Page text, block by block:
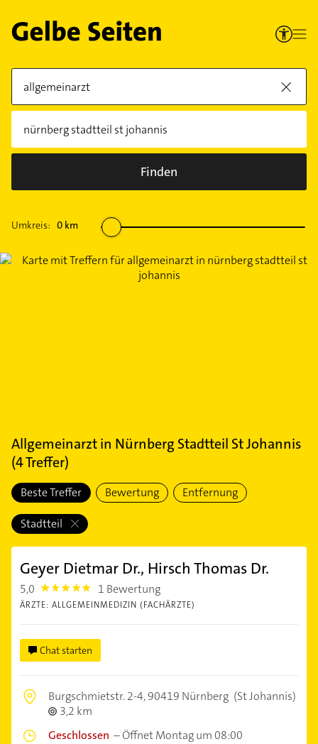
Finden
Umkreis: 0 km
Allgemeinarztin Nürnberg Stadtteil St Johannis
(4Treffer)
Beste Treffer Bewertung Entfernung
Stadtteil
Geyer Dietmar Dr., Hirsch Thomas Dr.
5,0 5.0 1 Bewertung
ÄRZTE: ALLGEMEINMEDIZIN (FACHÄRZTE)
Chat starten
Burgschmietstr. 2-4,90419 Nürnberg (St Johannis)
3,2 km
Geschlossen –Öffnet Montag um 08:00